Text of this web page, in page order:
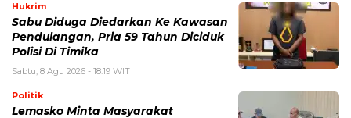
Hukrim
Sabu Diduga Diedarkan Ke Kawasan
Pendulangan, Pria 59 Tahun Diciduk
Polisi Di Timika
Sabtu, 8 Agu 2026 - 18:19 WIT
Politik
Lemasko Minta Masyarakat